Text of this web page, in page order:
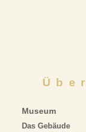
Museum
Das Gebäude